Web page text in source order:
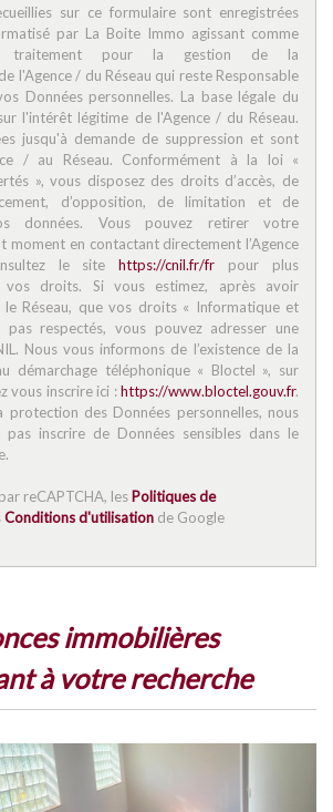
de 25 ans
34,08 %
55 ans
42,01 %
de 55 ans
23,91 %
par famille
1,17
38,61 %
2 enfants
0,71 %
21,71 %
78,29 %
9,40 %
sur ce formulaire sont enregistrées
par La Boite Immo agissant comme
traitement pour la gestion de la
l'Agence / du Réseau qui reste Responsable
Données personnelles. La base légale du
l'intérêt légitime de l'Agence / du Réseau.
jusqu'à demande de suppression et sont
/ au Réseau. Conformément à la loi «
», vous disposez des droits d’accès, de
d’opposition, de limitation et de
données. Vous pouvez retirer votre
moment en contactant directement l’Agence
le sitehttps://cnil.fr/fr pour plus
vos droits. Si vous estimez, après avoir
le Réseau, que vos droits « Informatique et
respectés, vous pouvez adresser une
Nous vous informons de l’existence de la
démarchage téléphonique « Bloctel », sur
vous inscrire ici :https://www.bloctel.gouv.fr.
protection des Données personnelles, nous
inscrire de Données sensibles dans le
reCAPTCHA, les Politiques de
Conditions d'utilisation de Google
à votre recherche